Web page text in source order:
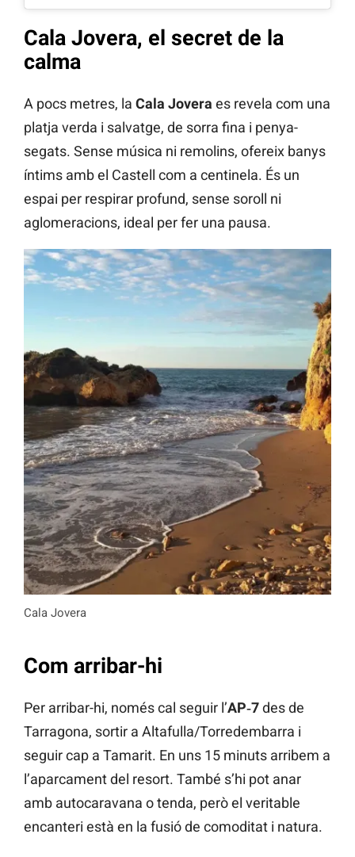
Cala Jovera, el secret de la
calma
A pocs metres, la Cala Jovera es revela com una
platja verda i salvatge, de sorra fina i penya-
segats. Sense música ni remolins, ofereix banys
íntims amb el Castell com a centinela. És un
espai per respirar profund, sense soroll ni
aglomeracions, ideal per fer una pausa.
Cala Jovera
Com arribar-hi
Per arribar-hi, només cal seguir l’AP‑7des de
Tarragona, sortir a Altafulla/Torredembarra i
seguir cap a Tamarit. En uns 15 minuts arribem a
l’aparcament del resort. També s’hi pot anar
amb autocaravana o tenda, però el veritable
encanteri està en la fusió de comoditat i natura.